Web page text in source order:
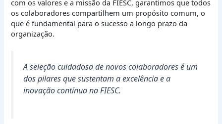
com os valores e a missão da FIESC, garantimos que todos
os colaboradores compartilhem um propósito comum, o
que é fundamental para o sucesso a longo prazo da
organização.
A seleção cuidadosa de novos colaboradores é um
dos pilares que sustentam a excelência e a
inovação contínua na FIESC.